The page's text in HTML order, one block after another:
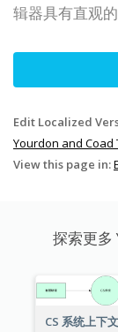
辑器具有直观
Edit Localized
Yourdon and Coad
View this page in:
探索更多
CS 系统上下